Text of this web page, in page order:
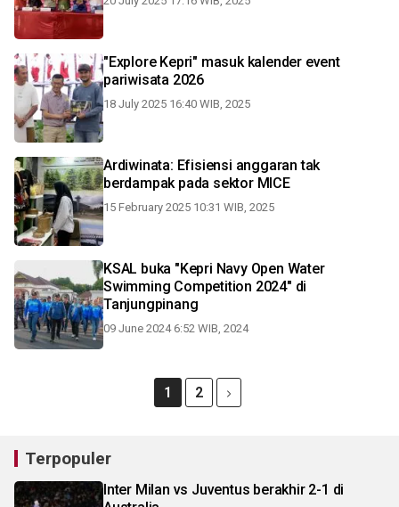
"Explore Kepri" masuk kalender event
pariwisata 2026
18 July 2025 16:40 WIB, 2025
Ardiwinata: Efisiensi anggaran tak
berdampak pada sektor MICE
15 February 2025 10:31 WIB, 2025
KSAL buka "Kepri Navy Open Water
Swimming Competition 2024" di
Tanjungpinang
09 June 2024 6:52 WIB, 2024
1 2
Terpopuler
Inter Milan vs Juventus berakhir 2-1 di